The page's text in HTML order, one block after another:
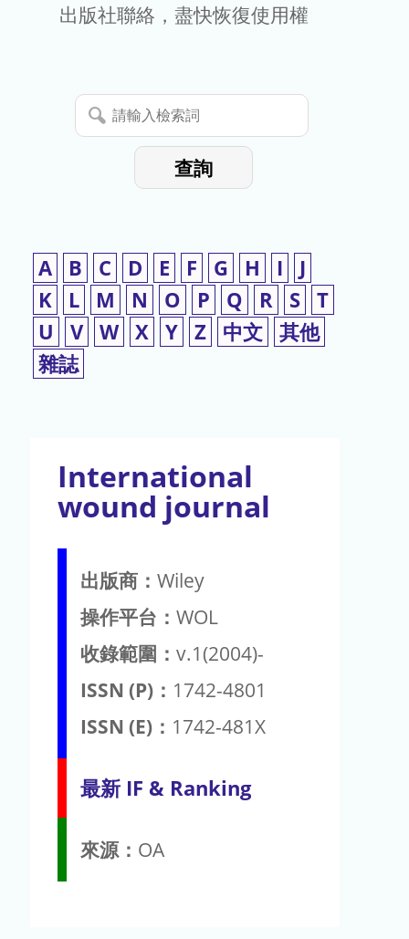
期
暫
停
出版社聯絡，盡快恢復使用權
請
輸
查詢
A B C D E F G H I
J
K
L M N O P Q R S T
U
V W X Y Z 中文 其他
雜誌
International
wound journal
出版商： Wiley
操作平台： WOL
收錄範圍： v.1(2004)-
ISSN (P)： 1742-4801
ISSN (E)： 1742-481X
最新 IF & Ranking
來源： OA